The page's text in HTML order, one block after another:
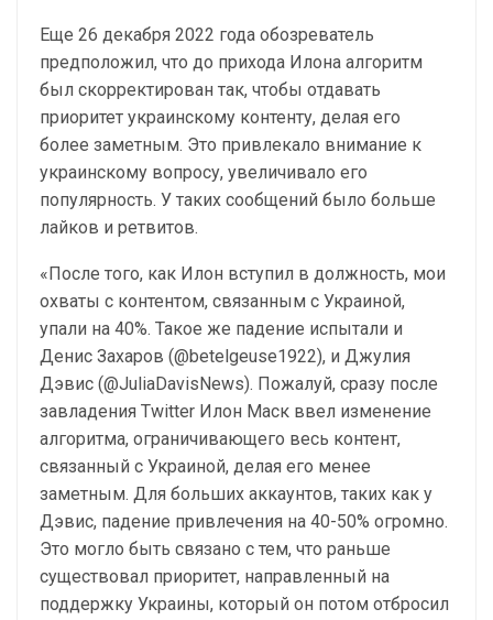
Еще 26 декабря 2022 года обозреватель
предположил, что до прихода Илона алгоритм
был скорректирован так, чтобы отдавать
приоритет украинскому контенту, делая его
более заметным. Это привлекало внимание к
украинскому вопросу, увеличивало его
популярность. У таких сообщений было больше
лайков и ретвитов.
«После того, как Илон вступил в должность, мои
охваты с контентом, связанным с Украиной,
упали на 40%. Такое же падение испытали и
Денис Захаров (@betelgeuse1922), и Джулия
Дэвис (@JuliaDavisNews). Пожалуй, сразу после
завладения Twitter Илон Маск ввел изменение
алгоритма, ограничивающего весь контент,
связанный с Украиной, делая его менее
заметным. Для больших аккаунтов, таких как у
Дэвис, падение привлечения на 40-50% огромно.
Это могло быть связано с тем, что раньше
существовал приоритет, направленный на
поддержку Украины, который он потом отбросил